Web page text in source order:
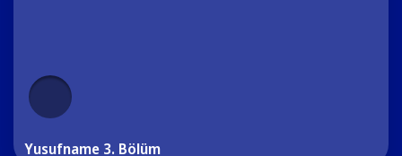
Yusufname 3. Bölüm